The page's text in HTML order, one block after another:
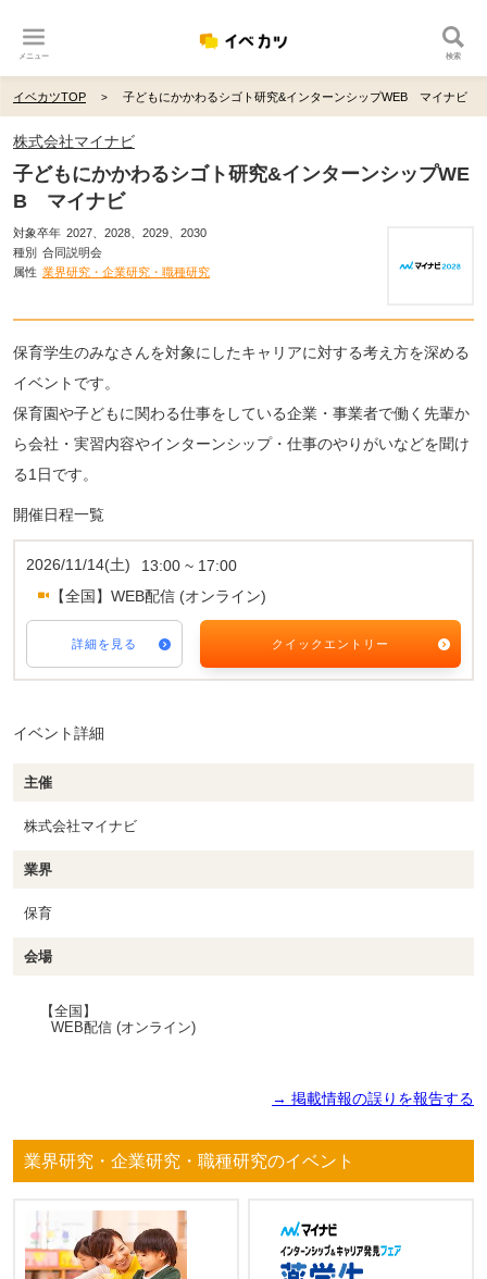
メニュー 検索
イベカツTOP 子どもにかかわるシゴト研究&インターンシップWEB マイナビ
株式会社マイナビ
子どもにかかわるシゴト研究&インターンシップWE
B マイナビ
対象卒年 2027、2028、2029、2030
種別 合同説明会
属性 業界研究・企業研究・職種研究
保育学生のみなさんを対象にしたキャリアに対する考え方を深める
イベントです。
保育園や子どもに関わる仕事をしている企業・事業者で働く先輩か
ら会社・実習内容やインターンシップ・仕事のやりがいなどを聞け
る1日です。
開催日程一覧
2026/11/14(土)
13:00 ~ 17:00
【全国】WEB配信 (オンライン)
詳細を見る クイックエントリー
イベント詳細
主催
株式会社マイナビ
業界
保育
会場
【全国】
WEB配信 (オンライン)
→ 掲載情報の誤りを報告する
業界研究・企業研究・職種研究のイベント